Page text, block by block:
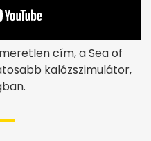
cím, a Sea of
kalózszimulátor,